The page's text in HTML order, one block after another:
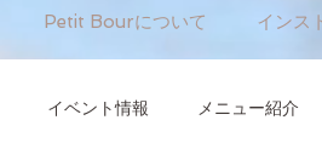
Petit Bourについて インス
イベント情報 メニュー紹介